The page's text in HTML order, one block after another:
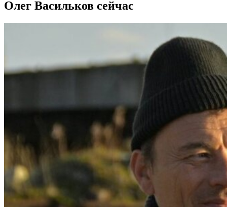
Олег Васильков сейчас